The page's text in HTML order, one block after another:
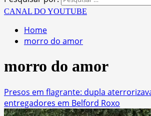
CANAL DO YOUTUBE
Home
morro do amor
morro do amor
Presos em flagrante: dupla
entregadores em Belford Roxo